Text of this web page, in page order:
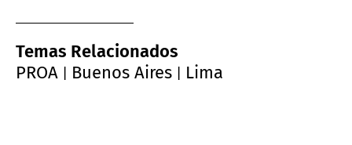
Temas Relacionados
PROA
Buenos Aires Lima